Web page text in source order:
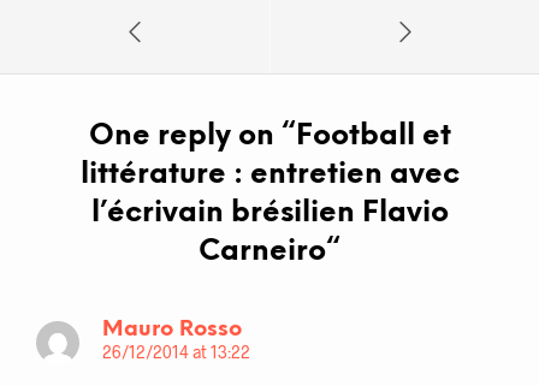
One reply on “Football et
littérature : entretien avec
l’écrivain brésilien Flavio
Carneiro“
Mauro Rosso
26/12/2014 at 13:22